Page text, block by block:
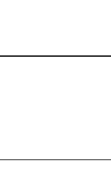
MORE